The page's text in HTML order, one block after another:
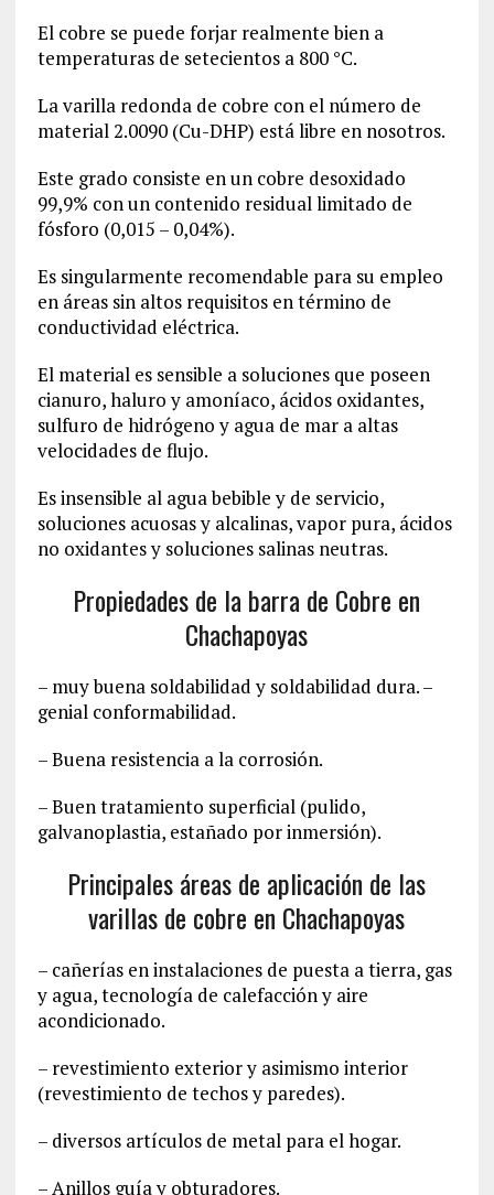
El cobre se puede forjar realmente bien a
temperaturas de setecientos a 800 °C.
La varilla redonda de cobre con el número de
material2.0090(Cu-DHP) está libre en nosotros.
Este grado consiste en un cobre desoxidado
99,9% con un contenido residual limitado de
fósforo (0,015 – 0,04%).
Es singularmente recomendable para su empleo
en áreas sin altos requisitos en término de
conductividad eléctrica.
El material es sensible a soluciones que poseen
cianuro, haluro y amoníaco, ácidos oxidantes,
sulfuro de hidrógeno y agua de mar a altas
velocidades de flujo.
Es insensible al agua bebible y de servicio,
soluciones acuosas y alcalinas, vapor pura, ácidos
no oxidantes y soluciones salinas neutras.
Propiedades de la barra de Cobre en
Chachapoyas
– muy buena soldabilidad y soldabilidad dura. –
genial conformabilidad.
– Buena resistencia a la corrosión.
– Buen tratamiento superficial (pulido,
galvanoplastia, estañado por inmersión).
Principales áreas de aplicación de las
varillas de cobre en Chachapoyas
– cañerías en instalaciones de puesta a tierra, gas
y agua, tecnología de calefacción y aire
acondicionado.
– revestimiento exterior y asimismo interior
(revestimiento de techos y paredes).
– diversos artículos de metal para el hogar.
– Anillos guía y obturadores.